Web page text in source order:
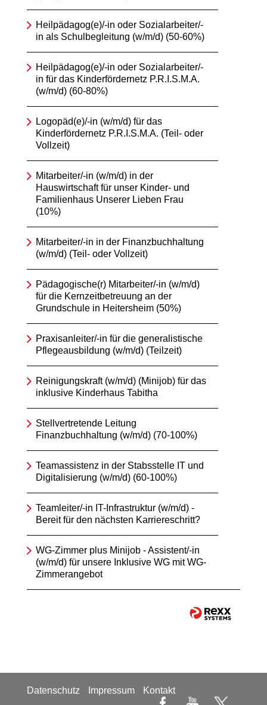
Heilpädagog(e)/-in oder Sozialarbeiter/-
in als Schulbegleitung (w/m/d) (50-60%)
Heilpädagog(e)/-in oder Sozialarbeiter/-
in für das Kinderfördernetz P.R.I.S.M.A.
(w/m/d) (60-80%)
Logopäd(e)/-in (w/m/d) für das
Kinderfördernetz P.R.I.S.M.A. (Teil- oder
Vollzeit)
Mitarbeiter/-in (w/m/d) in der
Hauswirtschaft für unser Kinder- und
Familienhaus Unserer Lieben Frau
(10%)
Mitarbeiter/-in in der Finanzbuchhaltung
(w/m/d) (Teil- oder Vollzeit)
Pädagogische(r) Mitarbeiter/-in (w/m/d)
für die Kernzeitbetreuung an der
Grundschule in Heitersheim (50%)
Praxisanleiter/-in für die generalistische
Pflegeausbildung (w/m/d) (Teilzeit)
Reinigungskraft (w/m/d) (Minijob) für das
inklusive Kinderhaus Tabitha
Stellvertretende Leitung
Finanzbuchhaltung (w/m/d) (70-100%)
Teamassistenz in der Stabsstelle IT und
Digitalisierung (w/m/d) (60-100%)
Teamleiter/-in IT-Infrastruktur (w/m/d) -
Bereit für den nächsten Karriereschritt?
WG-Zimmer plus Minijob - Assistent/-in
(w/m/d) für unsere Inklusive WG mit WG-
Zimmerangebot
Datenschutz Impressum Kontakt